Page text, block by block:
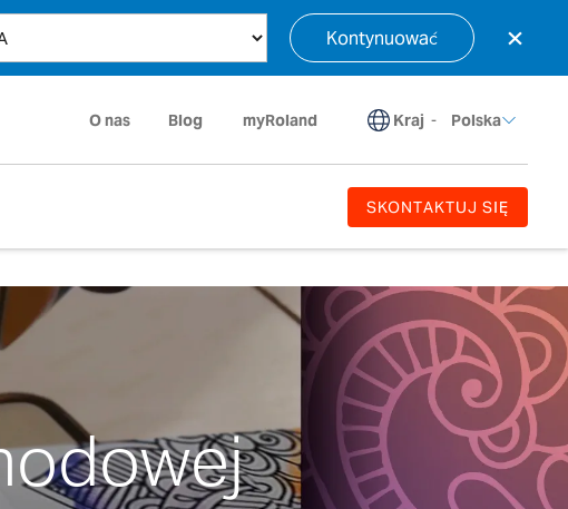
Kontynuować ×
O nas Blog myRoland Kraj - Polska
SKONTAKTUJ SIĘ